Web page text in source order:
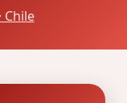
Chile